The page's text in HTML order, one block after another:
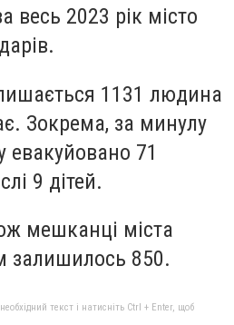
весь 2023 рік місто
1131 людина
Зокрема, за минулу
евакуйовано 71
9 дітей.
мешканці міста
залишилось 850.
текст і натисніть Ctrl + Enter, щоб